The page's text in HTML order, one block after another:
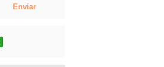
Enviar